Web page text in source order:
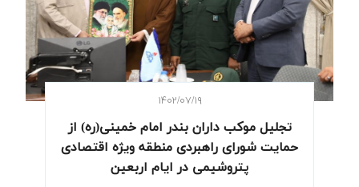
۱۴۰۲/۰۷/۱۹
تجلیل موکب داران بندر امام خمینی(ره) از
حمایت شورای راهبردی منطقه ویژه اقتصادی
پتروشیمی در ایام اربعین